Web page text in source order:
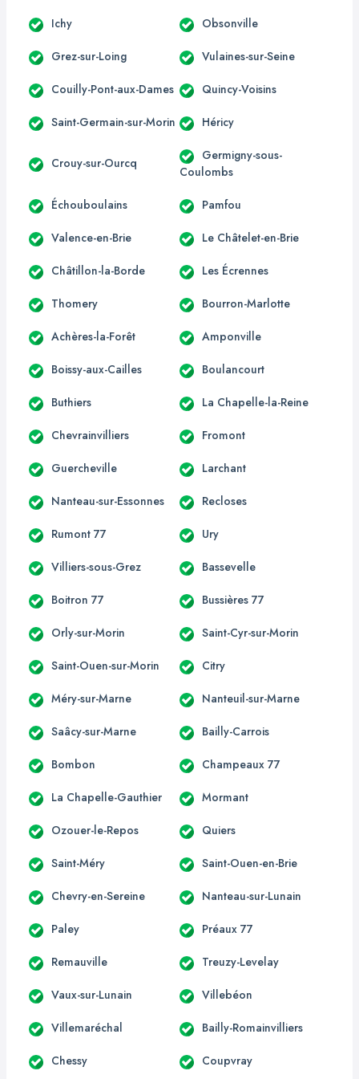
Ichy Obsonville
Grez-sur-Loing Vulaines-sur-Seine
Couilly-Pont-aux-Dames Quincy-Voisins
Saint-Germain-sur-Morin Héricy
Crouy-sur-Ourcq
Germigny-sous-
Coulombs
Échouboulains Pamfou
Valence-en-Brie Le Châtelet-en-Brie
Châtillon-la-Borde Les Écrennes
Thomery Bourron-Marlotte
Achères-la-Forêt Amponville
Boissy-aux-Cailles Boulancourt
Buthiers La Chapelle-la-Reine
Chevrainvilliers Fromont
Guercheville Larchant
Nanteau-sur-Essonnes Recloses
Rumont 77 Ury
Villiers-sous-Grez Bassevelle
Boitron 77 Bussières 77
Orly-sur-Morin Saint-Cyr-sur-Morin
Saint-Ouen-sur-Morin Citry
Méry-sur-Marne Nanteuil-sur-Marne
Saâcy-sur-Marne Bailly-Carrois
Bombon Champeaux 77
La Chapelle-Gauthier Mormant
Ozouer-le-Repos Quiers
Saint-Méry Saint-Ouen-en-Brie
Chevry-en-Sereine Nanteau-sur-Lunain
Paley Préaux 77
Remauville Treuzy-Levelay
Vaux-sur-Lunain Villebéon
Villemaréchal Bailly-Romainvilliers
Chessy Coupvray